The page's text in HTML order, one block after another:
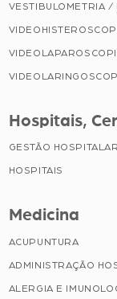
VESTIBULOMETRIA /
Hospitais,
GESTÃO HOSPITALAR
HOSPITAIS
Medicina
ACUPUNTURA
ADMINISTRAÇÃO
ALERGIA E